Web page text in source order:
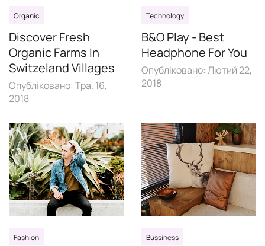
Organic
Discover Fresh
Organic Farms In
Switzeland Villages
Опубліковано: Тра. 16,
2018
Technology
B&O Play - Best
Headphone For You
Опубліковано: Лютий 22,
2018
Fashion Bussiness